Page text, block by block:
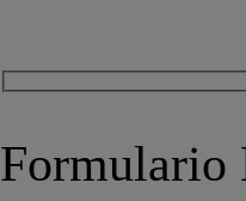
Formulario